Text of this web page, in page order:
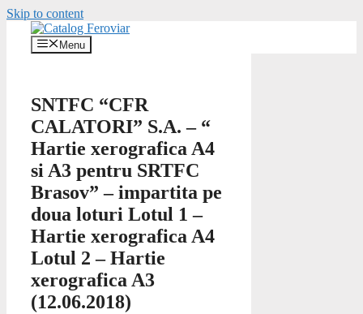
Skip to content
Menu
SNTFC “CFR
CALATORI” S.A. – “
Hartie xerografica A4
si A3 pentru SRTFC
Brasov” – impartita pe
doua loturi Lotul 1 –
Hartie xerografica A4
Lotul 2 – Hartie
xerografica A3
(12.06.2018)